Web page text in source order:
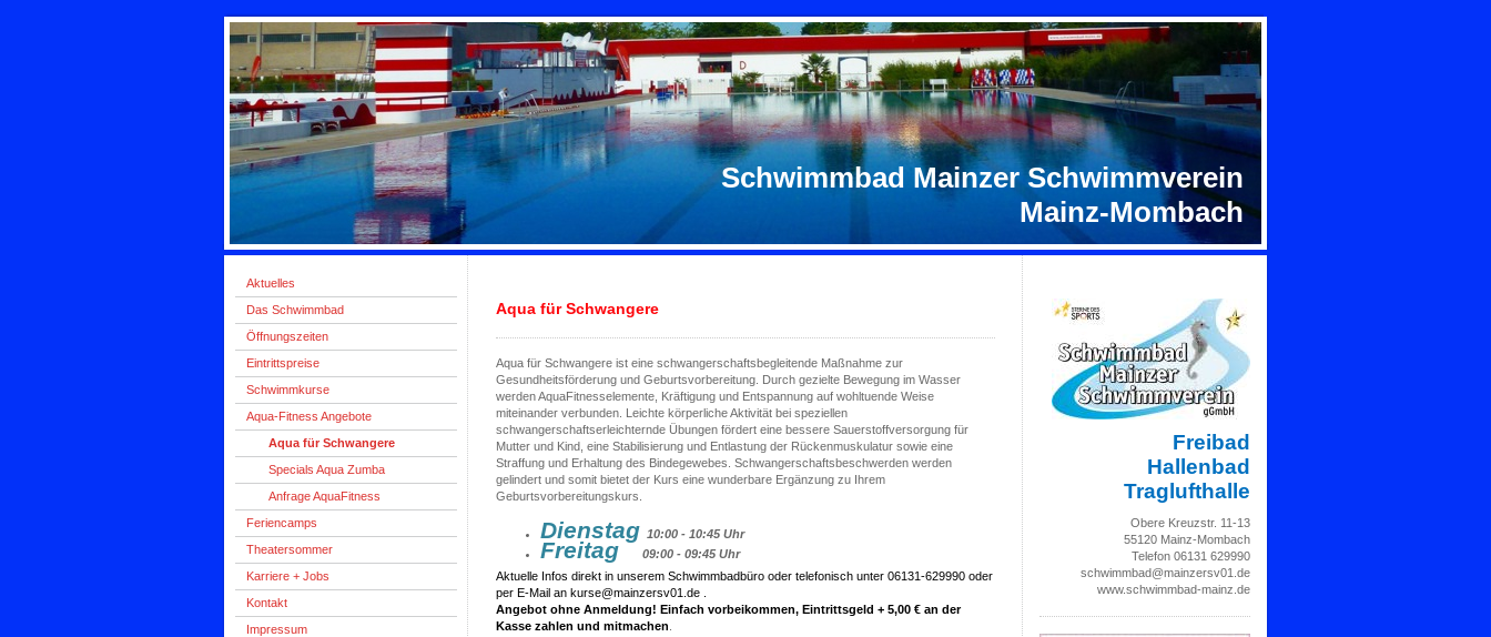
Schwimmbad Mainzer Schwimmverein
Mainz-Mombach
Aktuelles
Das Schwimmbad
Öffnungszeiten
Eintrittspreise
Schwimmkurse
Aqua-Fitness Angebote
Aqua für Schwangere
Specials Aqua Zumba
Anfrage AquaFitness
Feriencamps
Theatersommer
Karriere + Jobs
Kontakt
Impressum
Aqua für Schwangere
Aqua für Schwangere ist eine schwangerschaftsbegleitende Maßnahme zur
Gesundheitsförderung und Geburtsvorbereitung. Durch gezielte Bewegung im Wasser
werden AquaFitnesselemente, Kräftigung und Entspannung auf wohltuende Weise
miteinander verbunden. Leichte körperliche Aktivität bei speziellen
schwangerschaftserleichternde Übungen fördert eine bessere Sauerstoffversorgung für
Mutter und Kind, eine Stabilisierung und Entlastung der Rückenmuskulatur sowie eine
Straffung und Erhaltung des Bindegewebes. Schwangerschaftsbeschwerden werden
gelindert und somit bietet der Kurs eine wunderbare Ergänzung zu Ihrem
Geburtsvorbereitungskurs.
Dienstag 10:00 - 10:45 Uhr
Freitag 09:00 - 09:45 Uhr
Aktuelle Infos direkt in unserem Schwimmbadbüro oder telefonisch unter 06131-629990 oder
per E-Mail an kurse@mainzersv01.de .
Angebot ohne Anmeldung! Einfach vorbeikommen, Eintrittsgeld + 5,00 € an der
Kasse zahlen und mitmachen
Freibad
Hallenbad
Traglufthalle
Obere Kreuzstr. 11-13
55120 Mainz-Mombach
Telefon 06131 629990
schwimmbad@mainzersv01.de
www.schwimmbad-mainz.de